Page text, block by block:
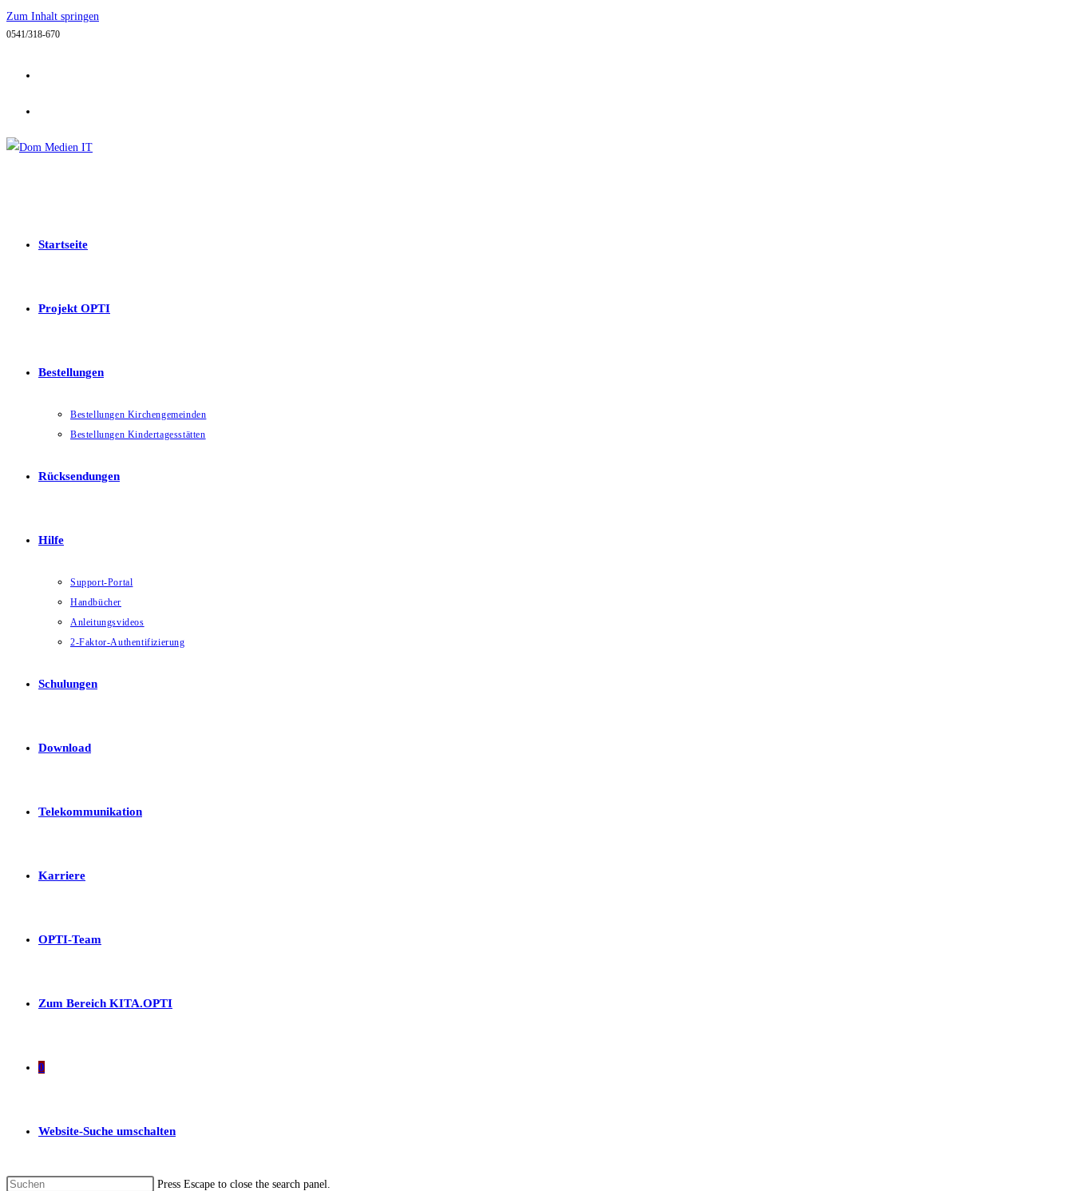
Zum Inhalt springen
0541/318-670
Startseite
Projekt OPTI
Bestellungen
Bestellungen Kirchengemeinden
Bestellungen Kindertagesstätten
Rücksendungen
Hilfe
Support-Portal
Handbücher
Anleitungsvideos
2-Faktor-Authentifizierung
Schulungen
Download
Telekommunikation
Karriere
OPTI-Team
Zum Bereich KITA.OPTI
0
Website-Suche umschalten
Press Escape to close the search panel.